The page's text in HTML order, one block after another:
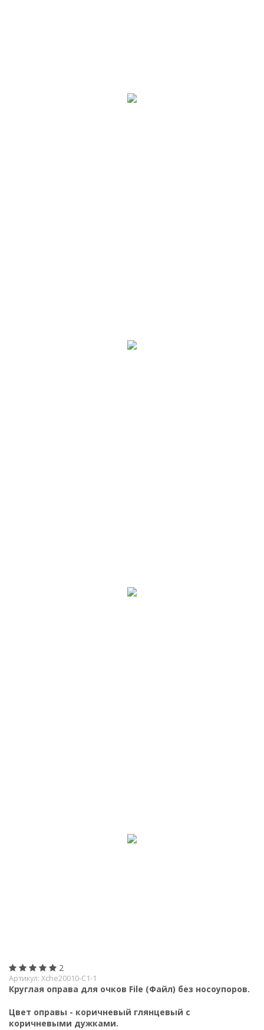
2
Артикул: Xche20010-С1-1
Круглая оправа для очков File (Файл) без носоупоров.
Цвет оправы - коричневый глянцевый с
коричневыми дужками.